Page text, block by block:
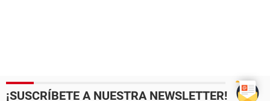
¡SUSCRÍBETE A NUESTRA NEWSLETTER!